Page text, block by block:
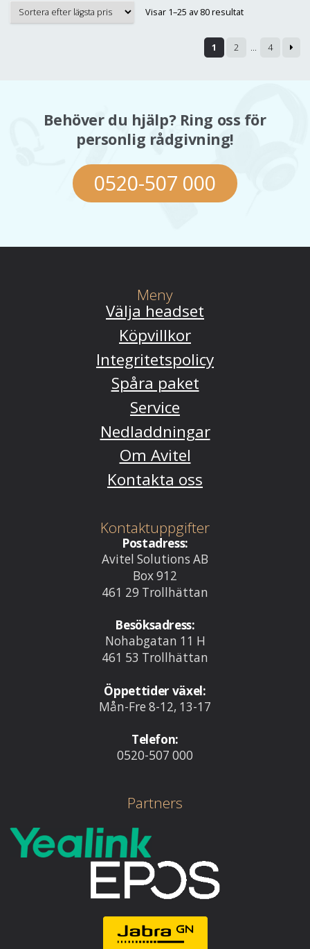
Visar 1–25 av 80 resultatSorterade
lågt
1 2 … 4
Behöver du hjälp? Ring oss för
personlig rådgivning!
0520-507 000
Meny
Välja headset
Köpvillkor
Integritetspolicy
Spåra paket
Service
Nedladdningar
Om Avitel
Kontakta oss
Kontaktuppgifter
Postadress:
Avitel Solutions AB
Box 912
461 29 Trollhättan
Besöksadress:
Nohabgatan 11 H
461 53 Trollhättan
Öppettider växel:
Mån-Fre 8-12, 13-17
Telefon:
0520-507 000
Partners